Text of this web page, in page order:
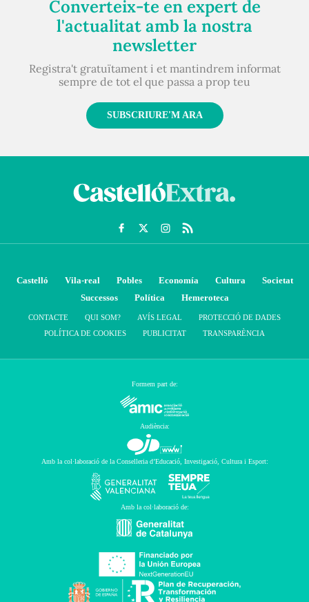
Converteix-te en expert de
l'actualitat amb la nostra
newsletter
Registra't gratuïtament i et mantindrem informat
sempre de tot el que passa a prop teu
SUBSCRIURE'M ARA
Castelló Vila-real Pobles Economía Cultura
Societat
Successos
Política Hemeroteca
CONTACTE QUI SOM? AVÍS LEGAL
PROTECCIÓ DE DADES
POLÍTICA DE COOKIES
PUBLICITAT TRANSPARÈNCIA
Formem part de:
Audiència:
Amb la col·laboració de la Conselleria d’Educació, Investigació, Cultura i Esport:
Amb la col·laboració de: